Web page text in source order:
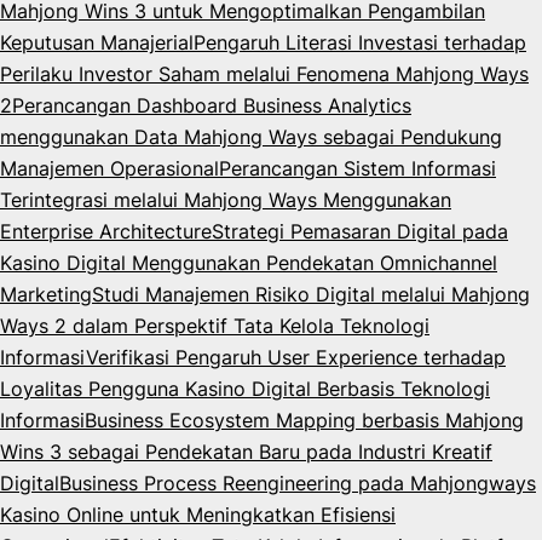
Mahjong Wins 3 untuk Mengoptimalkan Pengambilan
Keputusan ManajerialPengaruh Literasi Investasi terhadap
Perilaku Investor Saham melalui Fenomena Mahjong Ways
2Perancangan Dashboard Business Analytics
menggunakan Data Mahjong Ways sebagai Pendukung
Manajemen OperasionalPerancangan Sistem Informasi
Terintegrasi melalui Mahjong Ways Menggunakan
Enterprise ArchitectureStrategi Pemasaran Digital pada
Kasino Digital Menggunakan Pendekatan Omnichannel
MarketingStudi Manajemen Risiko Digital melalui Mahjong
Ways 2 dalam Perspektif Tata Kelola Teknologi
InformasiVerifikasi Pengaruh User Experience terhadap
Loyalitas Pengguna Kasino Digital Berbasis Teknologi
InformasiBusiness Ecosystem Mapping berbasis Mahjong
Wins 3 sebagai Pendekatan Baru pada Industri Kreatif
DigitalBusiness Process Reengineering pada Mahjongways
Kasino Online untuk Meningkatkan Efisiensi